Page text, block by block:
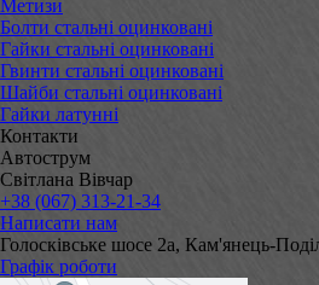
Метизи
Болти стальні оцинковані
Гайки стальні оцинковані
Гвинти стальні оцинковані
Шайби стальні оцинковані
Гайки латунні
Контакти
Автострум
Світлана Вівчар
+38 (067) 313-21-34
Написати нам
Голосківське шосе 2а, Кам'янець-
Графік роботи